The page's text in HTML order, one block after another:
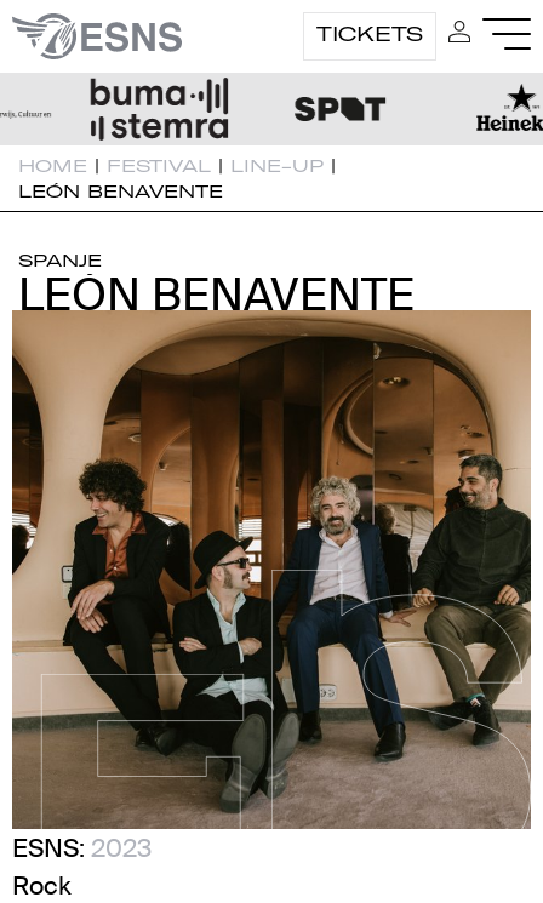
TICKETS
HOME | FESTIVAL | LINE-UP |
LEÓN BENAVENTE
SPANJE
LEÓN BENAVENTE
LEÓN BENAVENTE
ESNS: 2023
Rock